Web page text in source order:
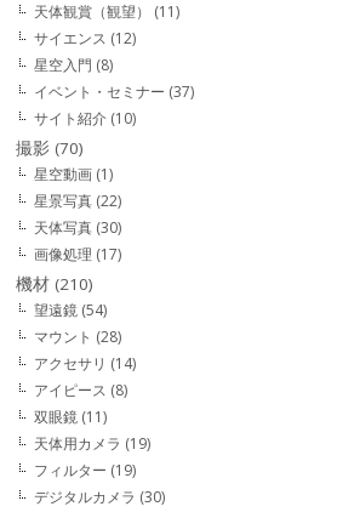
天体観賞（観望）
(11)
サイエンス (12)
星空入門 (8)
イベント・セミナー (37)
サイト紹介 (10)
撮影 (70)
星空動画 (1)
星景写真 (22)
天体写真 (30)
画像処理 (17)
機材 (210)
望遠鏡 (54)
マウント (28)
アクセサリ (14)
アイピース (8)
双眼鏡 (11)
天体用カメラ (19)
フィルター (19)
デジタルカメラ (30)